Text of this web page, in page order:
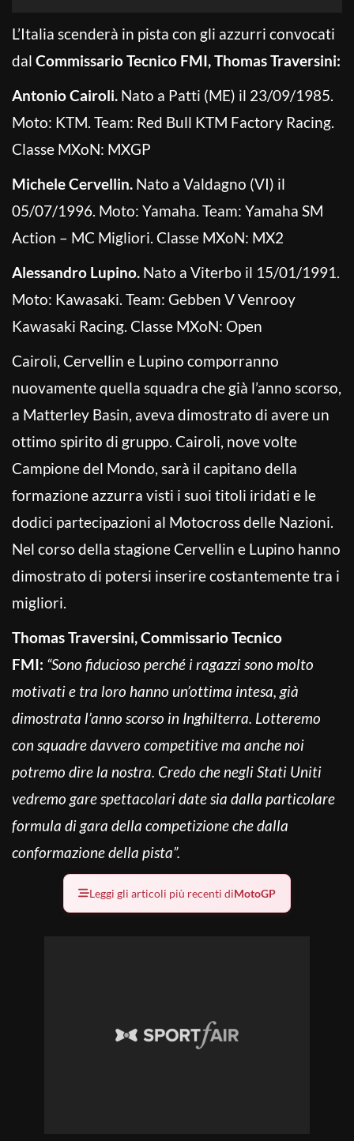
L’Italia scenderà in pista con gli azzurri convocati
dal Commissario Tecnico FMI, Thomas Traversini:
Antonio Cairoli. Nato a Patti (ME) il 23/09/1985.
Moto: KTM. Team: Red Bull KTM Factory Racing.
Classe MXoN: MXGP
Michele Cervellin. Nato a Valdagno (VI) il
05/07/1996. Moto: Yamaha. Team: Yamaha SM
Action – MC Migliori. Classe MXoN: MX2
Alessandro Lupino. Nato a Viterbo il 15/01/1991.
Moto: Kawasaki. Team: Gebben V Venrooy
Kawasaki Racing. Classe MXoN: Open
Cairoli, Cervellin e Lupino comporranno
nuovamente quella squadra che già l’anno scorso,
a Matterley Basin, aveva dimostrato di avere un
ottimo spirito di gruppo. Cairoli, nove volte
Campione del Mondo, sarà il capitano della
formazione azzurra visti i suoi titoli iridati e le
dodici partecipazioni al Motocross delle Nazioni.
Nel corso della stagione Cervellin e Lupino hanno
dimostrato di potersi inserire costantemente tra i
migliori.
Thomas Traversini, Commissario Tecnico
FMI: “Sono fiducioso perché i ragazzi sono molto
motivati e tra loro hanno un’ottima intesa, già
dimostrata l’anno scorso in Inghilterra. Lotteremo
con squadre davvero competitive ma anche noi
potremo dire la nostra. Credo che negli Stati Uniti
vedremo gare spettacolari date sia dalla particolare
formula di gara della competizione che dalla
conformazione della pista”.
Leggi gli articoli più recenti diMotoGP